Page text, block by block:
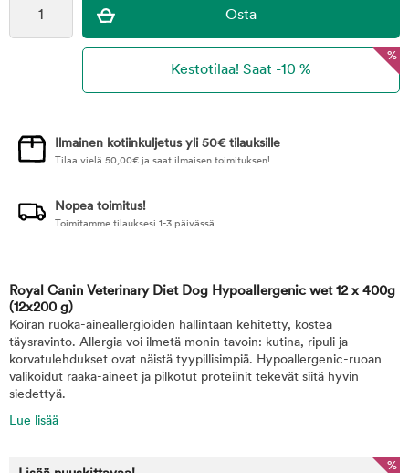
%
Ilmainen kotiinkuljetus yli 50€ tilauksille
Tilaa vielä 50,00€ ja saat ilmaisen toimituksen!
Nopea toimitus!
Toimitamme tilauksesi 1-3 päivässä.
Royal Canin Veterinary Diet Dog Hypoallergenic wet 12 x 400g
(12x200 g)
Koiran ruoka-aineallergioiden hallintaan kehitetty, kostea
täysravinto. Allergia voi ilmetä monin tavoin: kutina, ripuli ja
korvatulehdukset ovat näistä tyypillisimpiä. Hypoallergenic-ruoan
valikoidut raaka-aineet ja pilkotut proteiinit tekevät siitä hyvin
siedettyä.
Lue lisää
%